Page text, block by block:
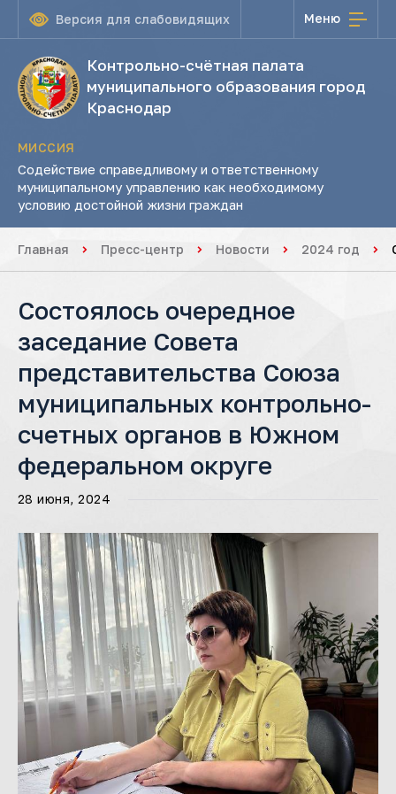
Версия для слабовидящих Меню
Контрольно-счётная палата
муниципального образования город
Краснодар
МИССИЯ
Содействие справедливому и ответственному
муниципальному управлению как необходимому
условию достойной жизни граждан
Главная Пресс-центр Новости 2024 год
Состоялось очередное
заседание Совета
представительства Союза
муниципальных контрольно-
счетных органов в Южном
федеральном округе
28 июня, 2024